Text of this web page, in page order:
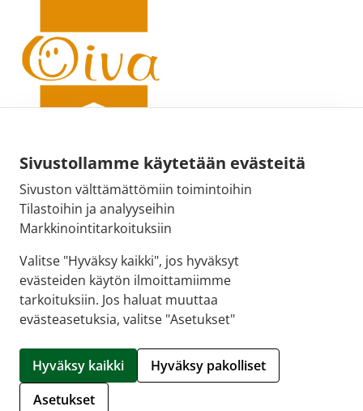
Sivustollamme käytetään evästeitä
Sivuston välttämättömiin toimintoihin
Tilastoihin ja analyyseihin
Markkinointitarkoituksiin
Valitse "Hyväksy kaikki", jos hyväksyt
evästeiden käytön ilmoittamiimme
tarkoituksiin. Jos haluat muuttaa
evästeasetuksia, valitse "Asetukset"
Hyväksy kaikki
Hyväksy pakolliset
Asetukset
Sähköpostiosoite:
kirjaamo@fimea.fi
Fimean vaihde:
029 522 3341
Hallitse evästeitä